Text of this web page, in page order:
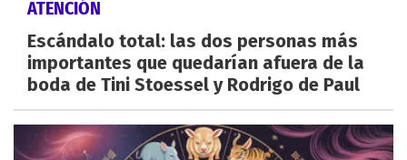
ATENCIÓN
Escándalo total: las dos personas más
importantes que quedarían afuera de la
boda de Tini Stoessel y Rodrigo de Paul